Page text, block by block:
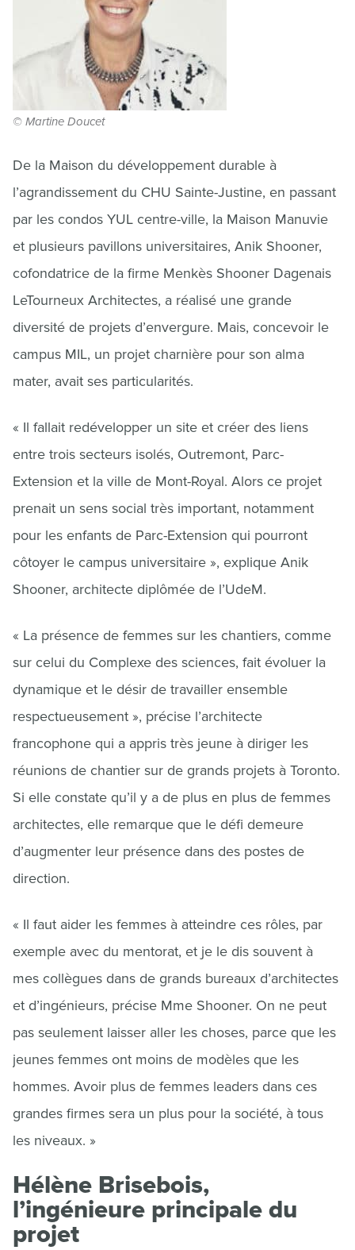
© Martine Doucet
De la Maison du développement durable à
l’agrandissement du CHU Sainte-Justine, en passant
par les condos YUL centre-ville, la Maison Manuvie
et plusieurs pavillons universitaires, Anik Shooner,
cofondatrice de la firme Menkès Shooner Dagenais
LeTourneux Architectes, a réalisé une grande
diversité de projets d’envergure. Mais, concevoir le
campus MIL, un projet charnière pour son alma
mater, avait ses particularités.
« Il fallait redévelopper un site et créer des liens
entre trois secteurs isolés, Outremont, Parc-
Extension et la ville de Mont-Royal. Alors ce projet
prenait un sens social très important, notamment
pour les enfants de Parc-Extension qui pourront
côtoyer le campus universitaire », explique Anik
Shooner, architecte diplômée de l’UdeM.
« La présence de femmes sur les chantiers, comme
sur celui du Complexe des sciences, fait évoluer la
dynamique et le désir de travailler ensemble
respectueusement », précise l’architecte
francophone qui a appris très jeune à diriger les
réunions de chantier sur de grands projets à Toronto.
Si elle constate qu’il y a de plus en plus de femmes
architectes, elle remarque que le défi demeure
d’augmenter leur présence dans des postes de
direction.
« Il faut aider les femmes à atteindre ces rôles, par
exemple avec du mentorat, et je le dis souvent à
mes collègues dans de grands bureaux d’architectes
et d’ingénieurs, précise Mme Shooner. On ne peut
pas seulement laisser aller les choses, parce que les
jeunes femmes ont moins de modèles que les
hommes. Avoir plus de femmes leaders dans ces
grandes firmes sera un plus pour la société, à tous
les niveaux. »
Hélène Brisebois,
l’ingénieure principale du
projet